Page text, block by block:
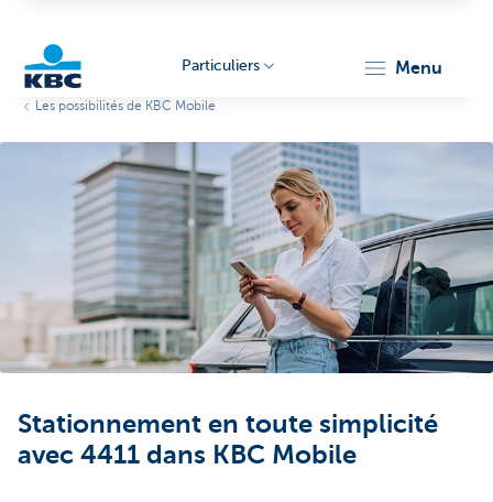
Particuliers menu
Les possibilités de KBC Mobile
Stationnement en toute simplicité
avec 4411 dans KBC Mobile